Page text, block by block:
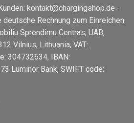
kontakt@chargingshop.de -
deutsche Rechnung zum Einreichen
Sprendimu Centras, UAB,
Vilnius, Lithuania, VAT:
304732634, IBAN:
Luminor Bank, SWIFT code: